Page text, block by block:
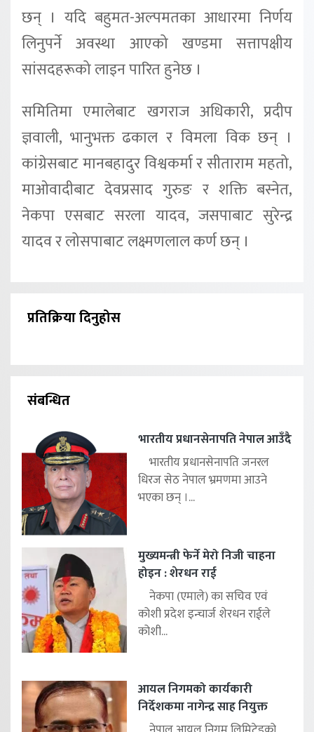
छन् । यदि बहुमत-अल्पमतका आधारमा निर्णय
लिनुपर्ने अवस्था आएको खण्डमा सत्तापक्षीय
सांसदहरूको लाइन पारित हुनेछ ।
समितिमा एमालेबाट खगराज अधिकारी, प्रदीप
ज्ञवाली, भानुभक्त ढकाल र विमला विक छन् ।
कांग्रेसबाट मानबहादुर विश्वकर्मा र सीताराम महतो,
माओवादीबाट देवप्रसाद गुरुङ र शक्ति बस्नेत,
नेकपा एसबाट सरला यादव, जसपाबाट सुरेन्द्र
यादव र लोसपाबाट लक्ष्मणलाल कर्ण छन् ।
प्रतिक्रिया दिनुहोस
संबन्धित
भारतीय प्रधानसेनापति नेपाल आउँदै
भारतीय प्रधानसेनापति जनरल
धिरज सेठ नेपाल भ्रमणमा आउने
भएका छन् ।...
मुख्यमन्त्री फेर्ने मेरो निजी चाहना
होइन : शेरधन राई
नेकपा (एमाले) का सचिव एवं
कोशी प्रदेश इन्चार्ज शेरधन राईले
कोशी...
आयल निगमको कार्यकारी
निर्देशकमा नागेन्द्र साह नियुक्त